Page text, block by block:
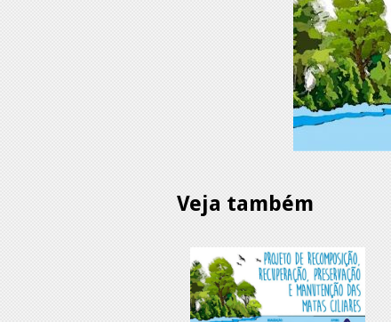
Veja também